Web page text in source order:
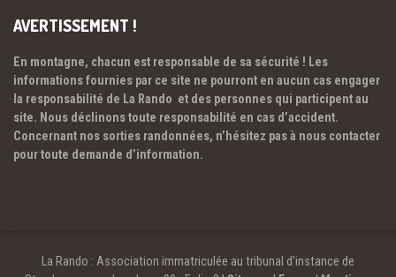
AVERTISSEMENT !
En montagne, chacun est responsable de sa sécurité ! Les
informations fournies par ce site ne pourront en aucun cas engager
la responsabilité de La Rando et des personnes qui participent au
site. Nous déclinons toute responsabilité en cas d’accident.
Concernant nos sorties randonnées, n’hésitez pas à nous contacter
pour toute demande d’information.
La Rando : Association immatriculée au tribunal d’instance de